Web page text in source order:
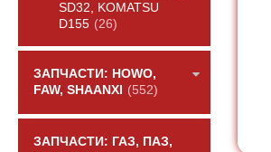
SD32, KOMATSU
D155 (26)
ЗАПЧАСТИ: HOWO,
FAW, SHAANXI
(552)
ЗАПЧАСТИ: ГАЗ, ПАЗ,